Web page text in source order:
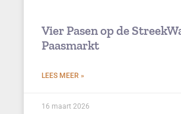
Vier Pasen op de
Paasmarkt
LEES MEER »
16 maart 2026